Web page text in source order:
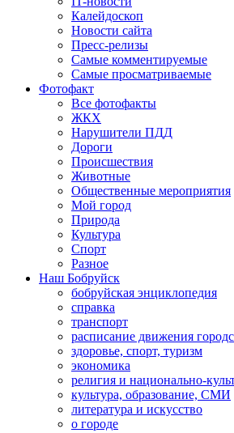
Калейдоскоп
Новости сайта
Пресс-релизы
Самые комментируемые
Самые просматриваемые
Фотофакт
Все фотофакты
ЖКХ
Нарушители ПДД
Дороги
Происшествия
Животные
Общественные мероприятия
Мой город
Природа
Культура
Спорт
Разное
Наш Бобруйск
бобруйская энциклопедия
справка
транспорт
расписание движения
здоровье, спорт, туризм
экономика
религия и национально-
культура, образование, СМИ
литература и искусство
о городе